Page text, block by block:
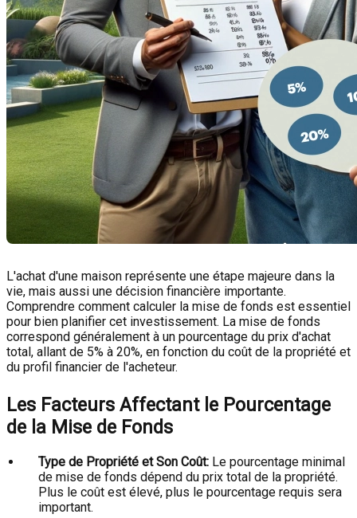
L'achat d'une maison représente une étape majeure dans la
vie, mais aussi une décision financière importante.
Comprendre comment calculer la mise de fonds est essentiel
pour bien planifier cet investissement. La mise de fonds
correspond généralement à un pourcentage du prix d'achat
total, allant de 5% à 20%, en fonction du coût de la propriété et
du profil financier de l'acheteur.
Les Facteurs Affectant le Pourcentage
de la Mise de Fonds
Type de Propriété et Son Coût: Le pourcentage minimal
de mise de fonds dépend du prix total de la propriété.
Plus le coût est élevé, plus le pourcentage requis sera
important.